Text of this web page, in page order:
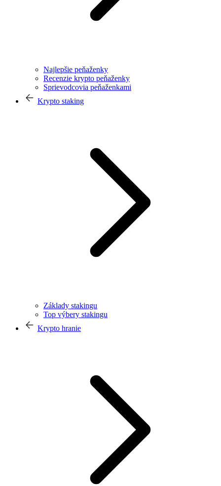
Najlepšie peňaženky
Recenzie krypto peňaženky
Sprievodcovia peňaženkami
Krypto staking
Základy stakingu
Top výbery stakingu
Krypto hranie